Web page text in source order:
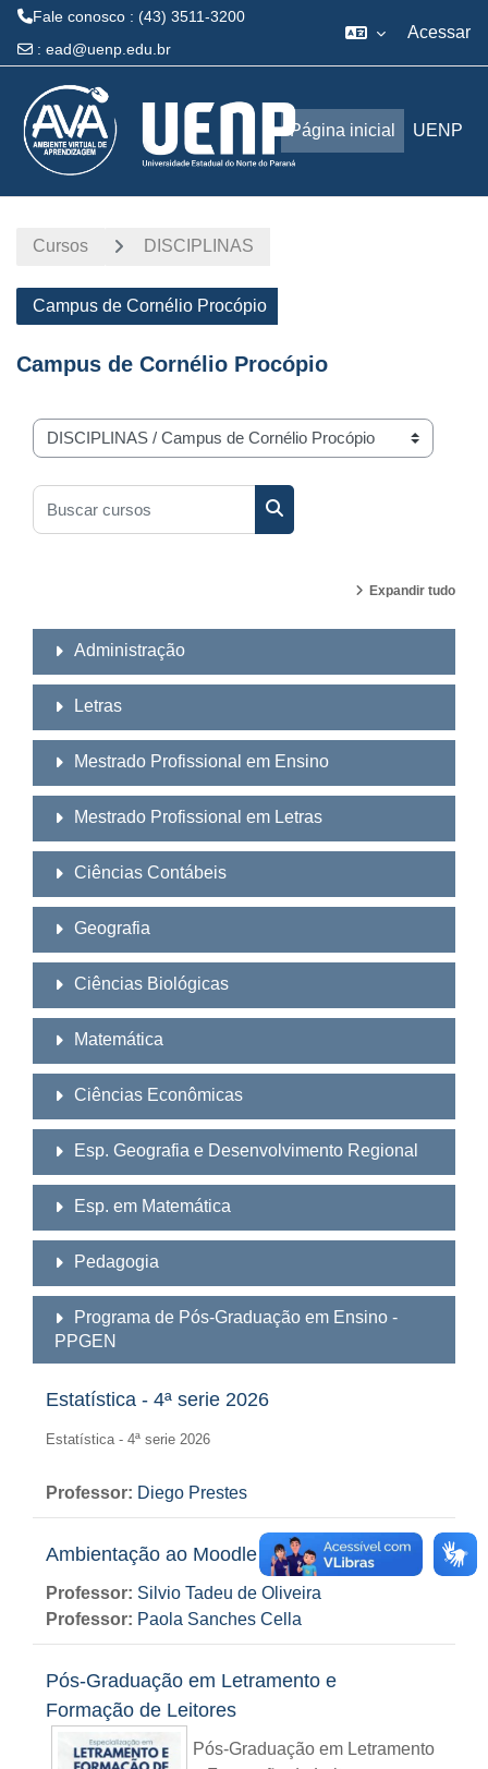
Fale conosco : (43) 3511-3200
: ead@uenp.edu.br
Acessar
Página inicial UENP
Cursos DISCIPLINAS
Campus de Cornélio Procópio
Campus de Cornélio Procópio
Categorias de Cursos
Buscar cursos
Buscar cursos
Expandir tudo
Administração
Letras
Mestrado Profissional em Ensino
Mestrado Profissional em Letras
Ciências Contábeis
Geografia
Ciências Biológicas
Matemática
Ciências Econômicas
Esp. Geografia e Desenvolvimento Regional
Esp. em Matemática
Pedagogia
Programa de Pós-Graduação em Ensino -
PPGEN
Estatística - 4ª serie 2026
Estatística - 4ª serie 2026
Professor: Diego Prestes
Ambientação ao Moodle
Professor: Silvio Tadeu de Oliveira
Professor: Paola Sanches Cella
Pós-Graduação em Letramento e
Formação de Leitores
Pós-Graduação em Letramento